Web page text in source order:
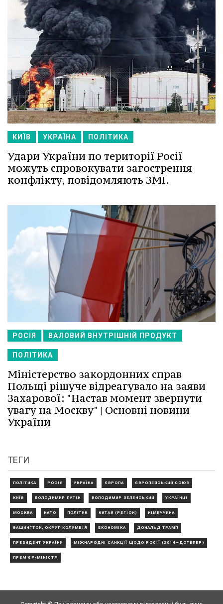
КИЇВ УКРАЇНА ПОЛІТИКА
Удари України по території Росії
можуть спровокувати загострення
конфлікту, повідомляють ЗМІ.
РОСІЯ ВАЛОВИЙ ВНУТРІШНІЙ ПРОДУКТ
ПОЛІТИКА
Міністерство закордонних справ
Польщі рішуче відреагувало на заяви
Захарової: "Настав момент звернути
увагу на Москву" | Основні новини
України
ТЕГИ
ПОЛІТИКА РОСІЯ УКРАЇНА ЄВРОПА ЄВРОПЕЙСЬКИЙ СОЮЗ
КИЇВ ВОЛОДИМИР ПУТІН ВОЛОДИМИР ЗЕЛЕНСЬКИЙ УКРАЇНЦІ
МОСКВА НАТО ПОЛІТИК КИТАЙ (РЕГІОН) НІМЕЧЧИНА
ВАШИНГТОН, ОКРУГ КОЛУМБІЯ ЕКОНОМІКА ДОНАЛЬД ТРАМП
ПРЕЗИДЕНТ УКРАЇНИ МІЖНАРОДНІ САНКЦІЇ ЩОДО РОСІЇ (2014—ДОТЕПЕР)
ПРЕМ'ЄР-МІНІСТР